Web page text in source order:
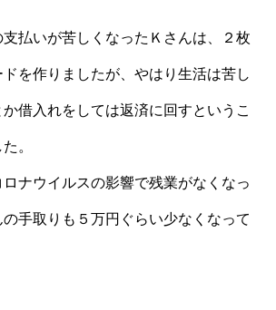
払いが苦しくなったＫさんは、２枚
を作りましたが、やはり生活は苦し
借入れをしては返済に回すというこ
。
ナウイルスの影響で残業がなくなっ
手取りも５万円ぐらい少なくなって